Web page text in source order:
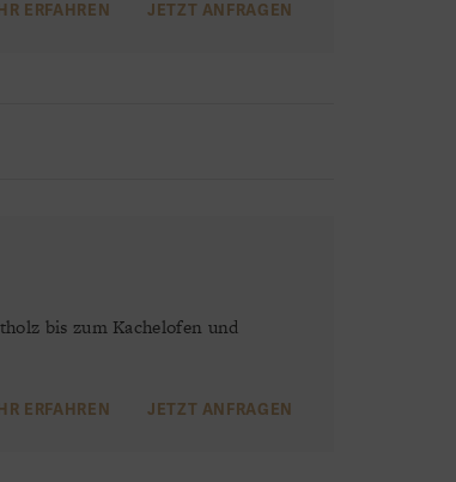
ERFAHREN JETZT ANFRAGEN
bis zum Kachelofen und
ERFAHREN JETZT ANFRAGEN